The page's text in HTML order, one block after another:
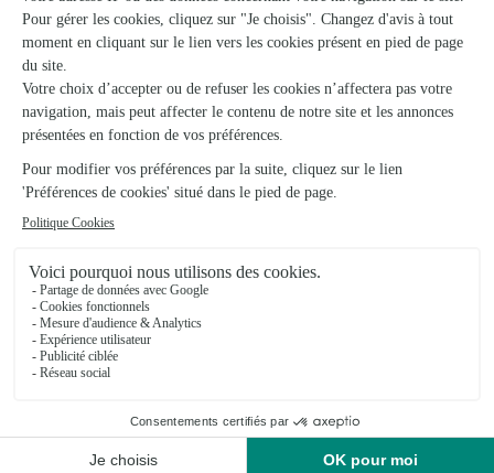
Marie Claude Fleurs
Cour Cheverny
★ ★★
4.7 (39)
102, rue Nationale
Voir la boutique
Ils ont fait livrer des fleurs ou une plante à
Courbouzon
★